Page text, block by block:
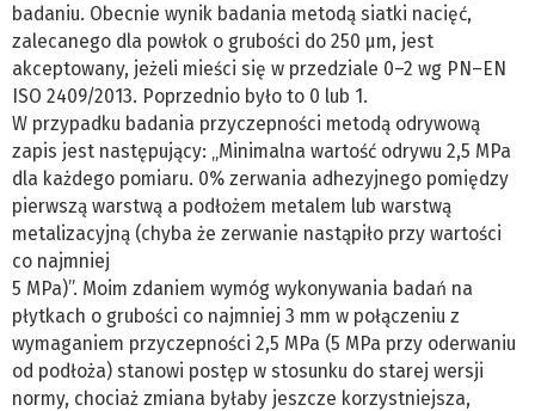
badaniu. Obecnie wynik badania metodą siatki nacięć,
zalecanego dla powłok o grubości do 250 µm, jest
akceptowany, jeżeli mieści się w przedziale 0–2 wg PN–EN
ISO 2409/2013. Poprzednio było to 0 lub 1.
W przypadku badania przyczepności metodą odrywową
zapis jest następujący: „Minimalna wartość odrywu 2,5 MPa
dla każdego pomiaru. 0% zerwania adhezyjnego pomiędzy
pierwszą warstwą a podłożem metalem lub warstwą
metalizacyjną (chyba że zerwanie nastąpiło przy wartości
co najmniej
5 MPa)”. Moim zdaniem wymóg wykonywania badań na
płytkach o grubości co najmniej 3 mm w połączeniu z
wymaganiem przyczepności 2,5 MPa (5 MPa przy oderwaniu
od podłoża) stanowi postęp w stosunku do starej wersji
normy, chociaż zmiana byłaby jeszcze korzystniejsza,